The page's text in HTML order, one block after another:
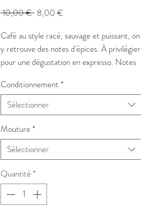
10,00 € Prix
8,00 €
Café au style racé, sauvage et puissant, on
y retrouve des notes d'épices. À privilégier
pour une dégustation en expresso. Notes
Conditionnement *
Sélectionner
Mouture*
Sélectionner
Quantité*